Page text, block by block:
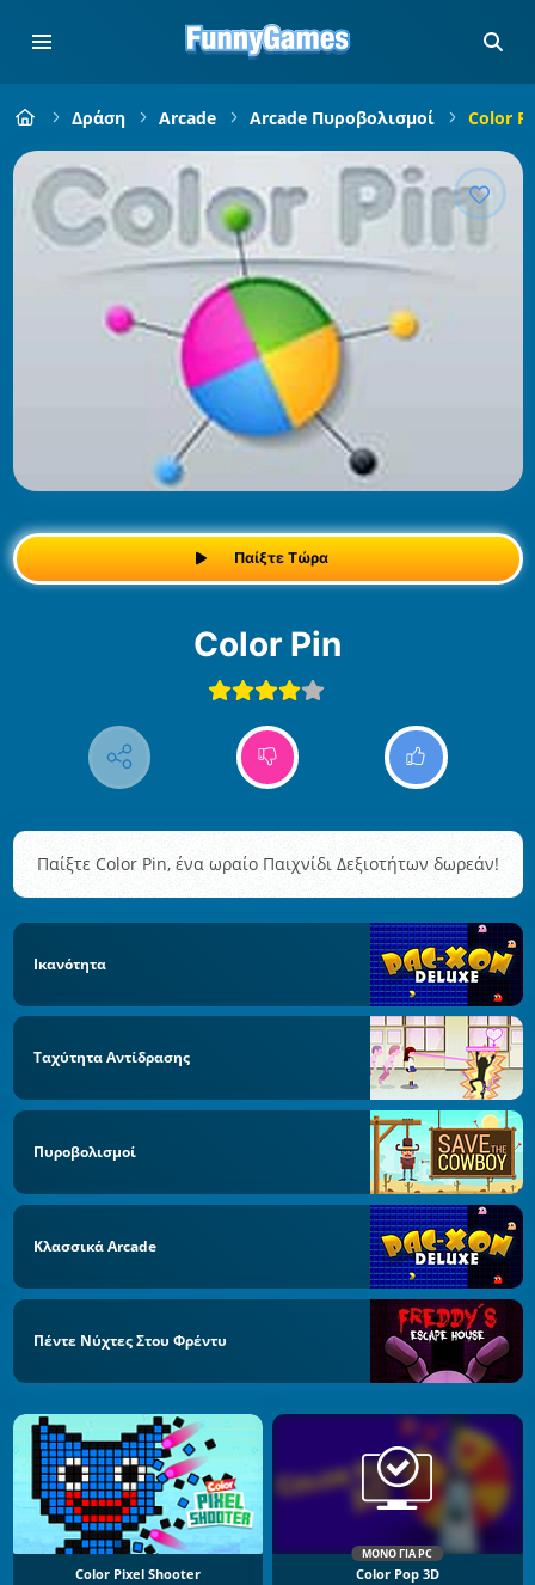
Δράση Arcade Arcade Πυροβολισμοί Color
Παίξτε Τώρα
Color Pin
Παίξτε Color Pin, ένα ωραίο Παιχνίδι Δεξιοτήτων δωρεάν!
Ικανότητα
Ταχύτητα Αντίδρασης
Πυροβολισμοί
Κλασσικά Arcade
Πέντε Νύχτες Στου Φρέντυ
Color Pixel Shooter
ΜΌΝΟ ΓΙΑ PC
Color Pop 3D